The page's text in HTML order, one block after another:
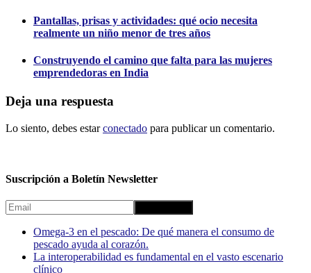
Pantallas, prisas y actividades: qué ocio necesita
realmente un niño menor de tres años
Construyendo el camino que falta para las mujeres
emprendedoras en India
Deja una respuesta
Lo siento, debes estarconectado para publicar un comentario.
Suscripción a Boletín Newsletter
Omega-3 en el pescado: De qué manera el consumo de
pescado ayuda al corazón.
La interoperabilidad es fundamental en el vasto escenario
clínico